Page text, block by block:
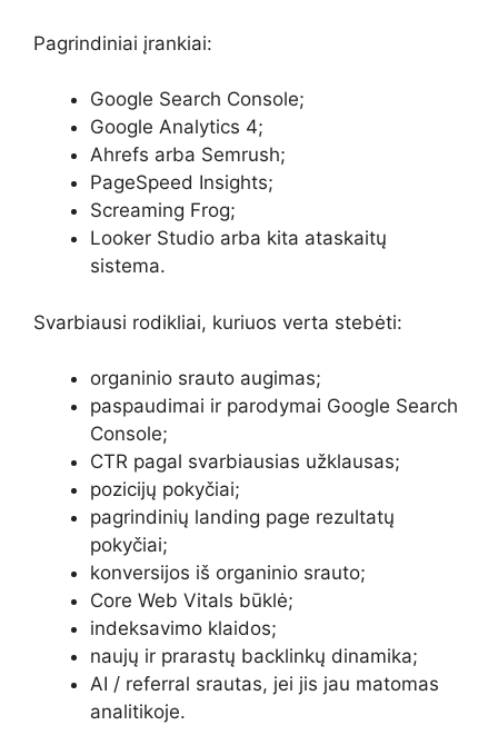
Pagrindiniai įrankiai:
Google Search Console;
Google Analytics 4;
Ahrefs arba Semrush;
PageSpeed Insights;
Screaming Frog;
Looker Studio arba kita ataskaitų
sistema.
Svarbiausi rodikliai, kuriuos verta stebėti:
organinio srauto augimas;
paspaudimai ir parodymai Google Search
Console;
CTR pagal svarbiausias užklausas;
pozicijų pokyčiai;
pagrindinių landing page rezultatų
pokyčiai;
konversijos iš organinio srauto;
Core Web Vitals būklė;
indeksavimo klaidos;
naujų ir prarastų backlinkų dinamika;
AI / referral srautas, jei jis jau matomas
analitikoje.